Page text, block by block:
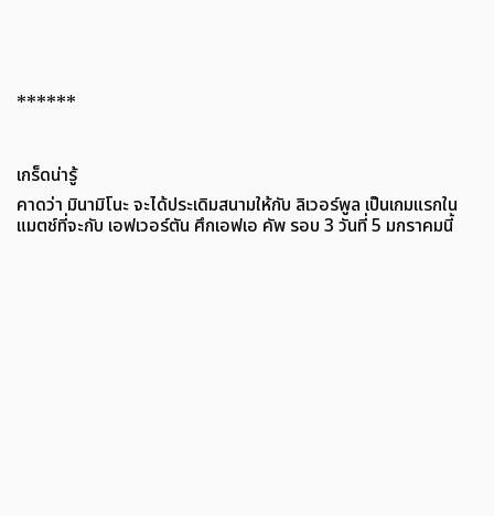
******
เกร็ดน่ารู้
คาดว่า มินามิโนะ จะได้ประเดิมสนามให้กับ ลิเวอร์พูล เป็นเกมแรกใน
แมตช์ที่จะกับ เอฟเวอร์ตัน ศึกเอฟเอ คัพ รอบ 3 วันที่ 5 มกราคมนี้